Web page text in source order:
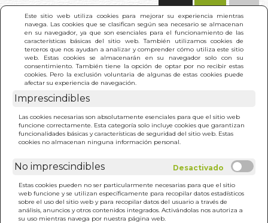
Este sitio web utiliza cookies para mejorar su experiencia mientras
navega. Las cookies que se clasifican según sea necesario se almacenan
en su navegador, ya que son esenciales para el funcionamiento de las
características básicas del sitio web. También utilizamos cookies de
terceros que nos ayudan a analizar y comprender cómo utiliza este sitio
web. Estas cookies se almacenarán en su navegador solo con su
consentimiento. También tiene la opción de optar por no recibir estas
cookies. Pero la exclusión voluntaria de algunas de estas cookies puede
afectar su experiencia de navegación.
Imprescindibles
Las cookies necesarias son absolutamente esenciales para que el sitio web
funcione correctamente. Esta categoría solo incluye cookies que garantizan
funcionalidades básicas y características de seguridad del sitio web. Estas
cookies no almacenan ninguna información personal.
No imprescindibles
Estas cookies pueden no ser particularmente necesarias para que el sitio
web funcione y se utilizan específicamente para recopilar datos estadísticos
sobre el uso del sitio web y para recopilar datos del usuario a través de
análisis, anuncios y otros contenidos integrados. Activándolas nos autoriza a
su uso mientras navega por nuestra página web.
INICIO >